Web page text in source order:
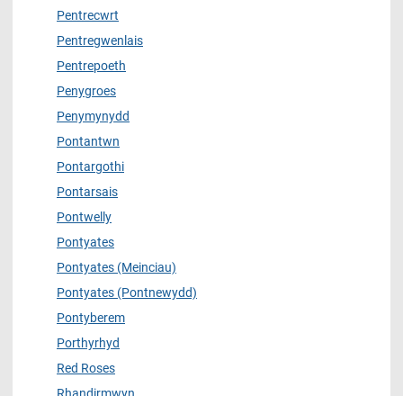
Pentrecwrt
Pentregwenlais
Pentrepoeth
Penygroes
Penymynydd
Pontantwn
Pontargothi
Pontarsais
Pontwelly
Pontyates
Pontyates (Meinciau)
Pontyates (Pontnewydd)
Pontyberem
Porthyrhyd
Red Roses